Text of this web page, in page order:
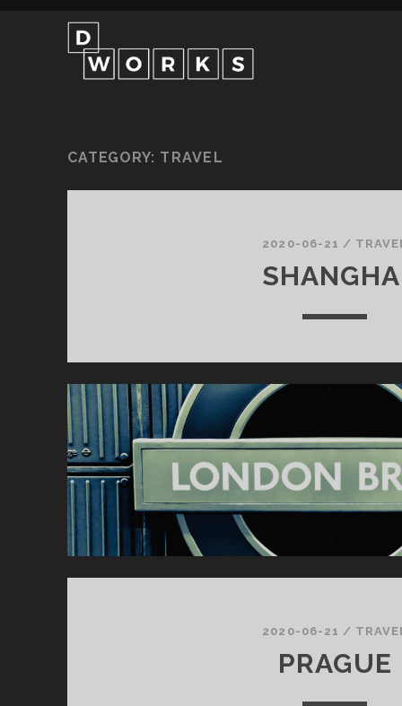
CATEGORY: TRAVEL
2020-06-21 /
2020-06-21 /
PRAGUE